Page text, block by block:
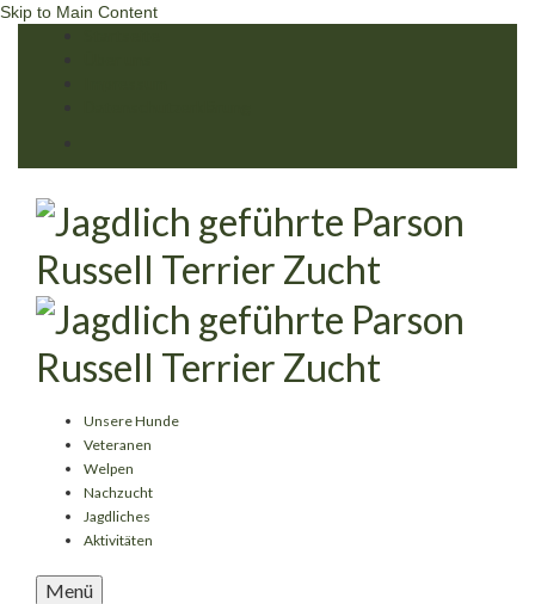
Skip to Main Content
Unsere Hunde
Veteranen
Welpen
Nachzucht
Jagdliches
Aktivitäten
Menü